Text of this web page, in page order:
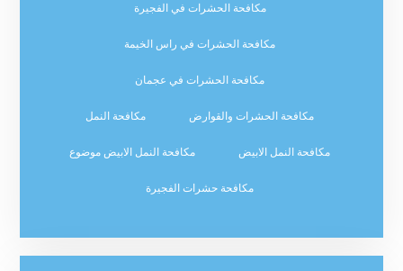
مكافحة الحشرات في الفجيرة
مكافحة الحشرات في راس الخيمة
مكافحة الحشرات في عجمان
مكافحة الحشرات والقوارض مكافحة النمل
مكافحة النمل الابيض مكافحة النمل الابيض موضوع
مكافحة حشرات الفجيرة